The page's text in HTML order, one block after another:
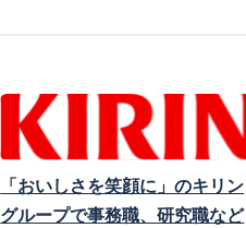
「おいしさを笑顔に」のキリン
グループで事務職、研究職など